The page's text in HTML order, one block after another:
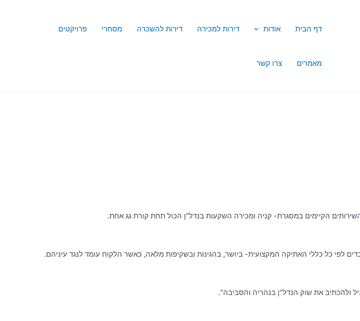
דף הבית אודות דירות למכירה דירות להשכרה מסחרי פרויקטים
מאמרים צרו קשר
הקיימים במסגרת- קניה ומכירה השקעות בנדל"ן הכול תחת קורת גג אחת.
ולהכתיב את שוק הנדל"ן בנהריה והסביבה".